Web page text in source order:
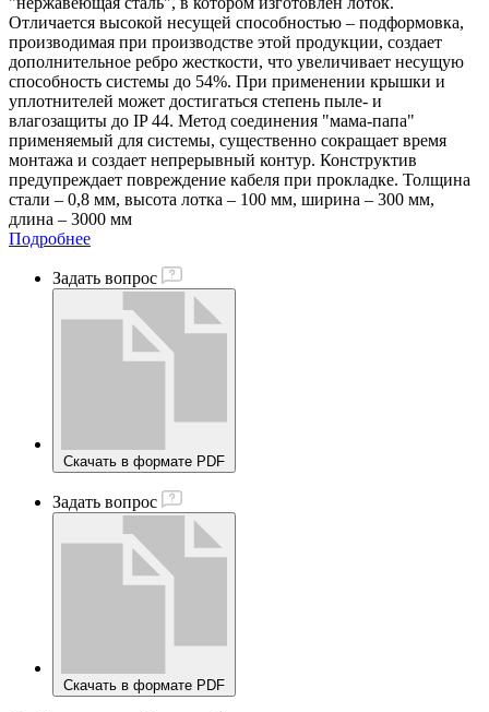
Отличается высокой несущей способностью – подформовка,
производимая при производстве этой продукции, создает
дополнительное ребро жесткости, что увеличивает несущую
способность системы до 54%. При применении крышки и
уплотнителей может достигаться степень пыле- и
влагозащиты до IP 44. Метод соединения "мама-папа"
применяемый для системы, существенно сокращает время
монтажа и создает непрерывный контур. Конструктив
предупреждает повреждение кабеля при прокладке. Толщина
стали – 0,8 мм, высота лотка – 100 мм, ширина – 300 мм,
длина – 3000 мм
Подробнее
Задать вопрос
Скачать в формате PDF
Задать вопрос
Скачать в формате PDF